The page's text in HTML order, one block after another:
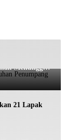
Terbakar,
Menunggu
21 Lapak